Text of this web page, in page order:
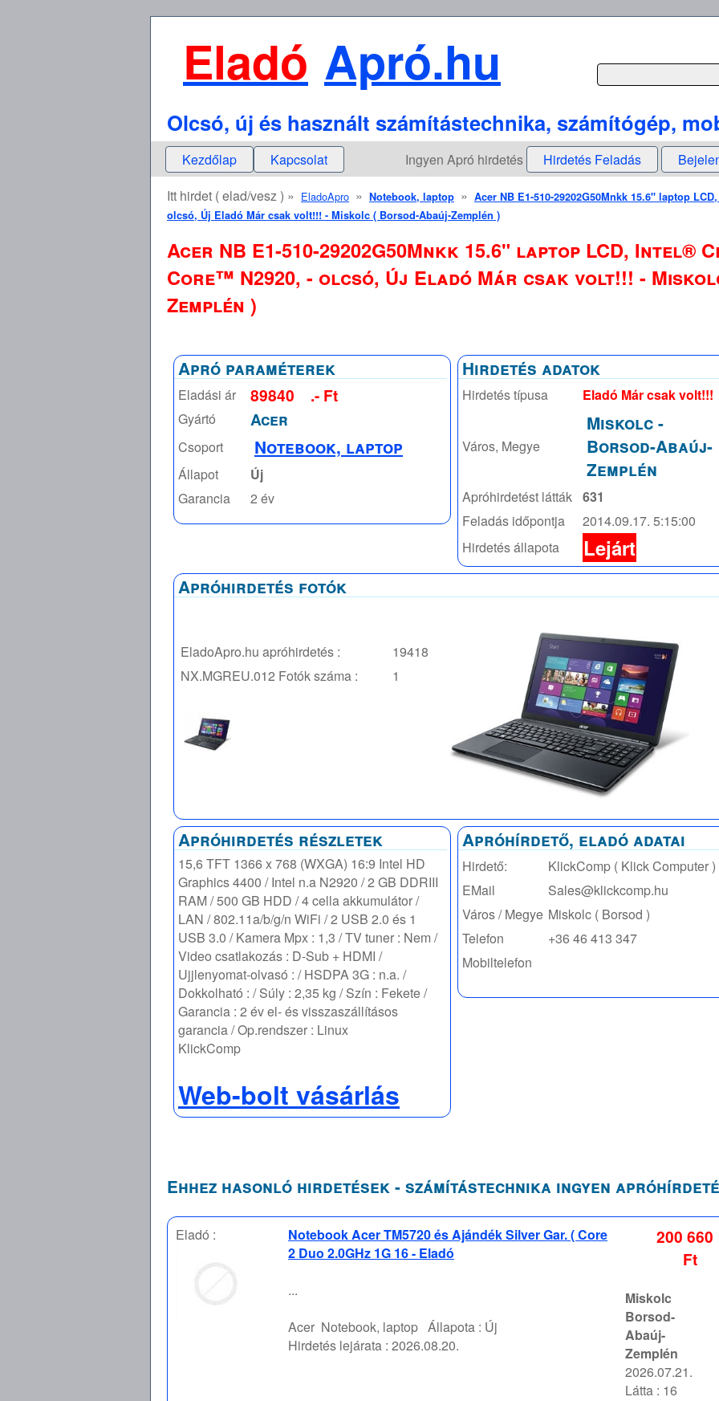
Eladó Apró.hu
Olcsó, új és használt számítástechnika, számítógép,
Kezdőlap Kapcsolat Ingyen Apró hirdetés Hirdetés Feladás
Itt hirdet ( elad/vesz ) » EladoApro » Notebook, laptop » Acer NB E1-510-29202G50Mnkk 15.6" laptop
olcsó, Új Eladó Már csak volt!!! - Miskolc ( Borsod-Abaúj-Zemplén )
Acer NB E1-510-29202G50Mnkk 15.6" laptop LCD, Intel®
Core™ N2920, - olcsó, Új Eladó Már csak volt!!! -
Zemplén )
Apró paraméterek
Eladási ár 89840 .- Ft
Gyártó Acer
Csoport Notebook, laptop
Állapot
Új
Garancia
2 év
Hirdetés adatok
Hirdetés típusa Eladó Már csak volt!!!
Város, Megye
Miskolc -
Borsod-Abaúj-
Zemplén
Apróhirdetést látták 631
Feladás időpontja
2014.09.17. 5:15:00
Hirdetés állapota
Lejárt
Apróhirdetés fotók
EladoApro.hu apróhirdetés :
19418
NX.MGREU.012 Fotók száma : 1
Apróhirdetés részletek
15,6 TFT 1366 x 768 (WXGA) 16:9 Intel HD
Graphics 4400 / Intel n.a N2920 / 2 GB DDRIII
RAM / 500 GB HDD / 4 cella akkumulátor /
LAN / 802.11a/b/g/n WiFi / 2 USB 2.0 és 1
USB 3.0 / Kamera Mpx : 1,3 / TV tuner : Nem /
Video csatlakozás : D-Sub + HDMI /
Ujjlenyomat-olvasó : / HSDPA 3G : n.a. /
Dokkolható : / Súly : 2,35 kg / Szín : Fekete /
Garancia : 2 év el- és visszaszállításos
garancia / Op.rendszer : Linux
KlickComp
Web-bolt vásárlás
Apróhírdető, eladó adatai
Hirdető:
KlickComp ( Klick Computer )
EMail
Sales@klickcomp.hu
Város / Megye Miskolc ( Borsod )
Telefon
+36 46 413 347
Mobiltelefon
Ehhez hasonló hirdetések - számítástechnika ingyen
Eladó :
Notebook Acer TM5720 és Ajándék Silver Gar. ( Core
2 Duo 2.0GHz 1G 16 - Eladó
...
Acer Notebook, laptop Állapota : Új
Hirdetés lejárata : 2026.08.20.
200 660
Ft
Miskolc
Borsod-
Abaúj-
Zemplén
2026.07.21.
Látta : 16